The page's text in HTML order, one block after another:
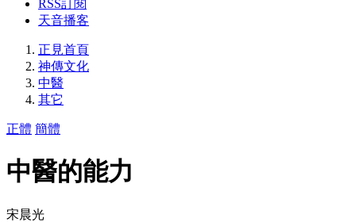
RSS訂閱
天音播客
正見首頁
神傳文化
中醫
其它
正體 簡體
中醫的能力
宋晨光